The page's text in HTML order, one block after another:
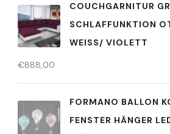
COUCHGARNITUR
SCHLAFFUNKTION
WEISS/ VIOLETT
€888,00
FORMANO BALLON
FENSTER HÄNGER